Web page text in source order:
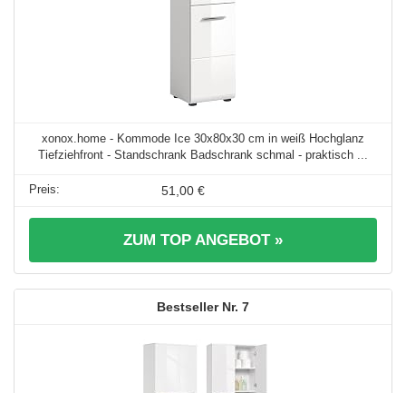
xonox.home - Kommode Ice 30x80x30 cm in weiß Hochglanz
Tiefziehfront - Standschrank Badschrank schmal - praktisch ...
51,00 €
ZUM TOP ANGEBOT »
7